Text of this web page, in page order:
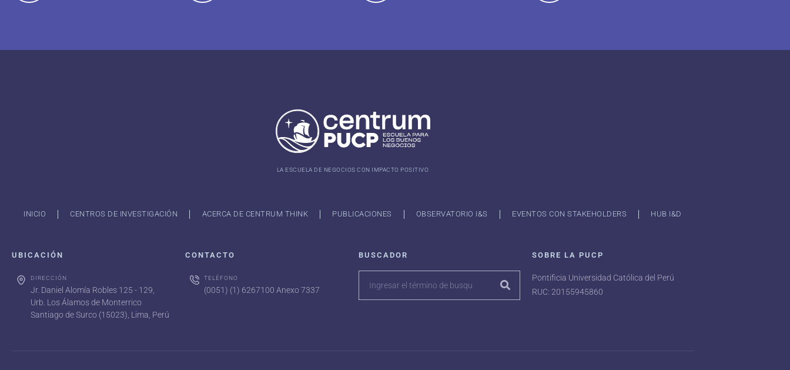
LA ESCUELA DE NEGOCIOS CON IMPACTO POSITIVO
INICIO CENTROS DE INVESTIGACIÓN ACERCA DE CENTRUM THINK PUBLICACIONES OBSERVATORIO I&S EVENTOS CON STAKEHOLDERS HUB I&D
UBICACIÓN
DIRECCIÓN
Jr. Daniel Alomía Robles 125 - 129,
Urb. Los Álamos de Monterrico
Santiago de Surco (15023), Lima, Perú
CONTACTO
TELÉFONO
(0051) (1) 6267100 Anexo 7337
BUSCADOR SOBRE LA PUCP
Pontificia Universidad Católica del Perú
RUC: 20155945860